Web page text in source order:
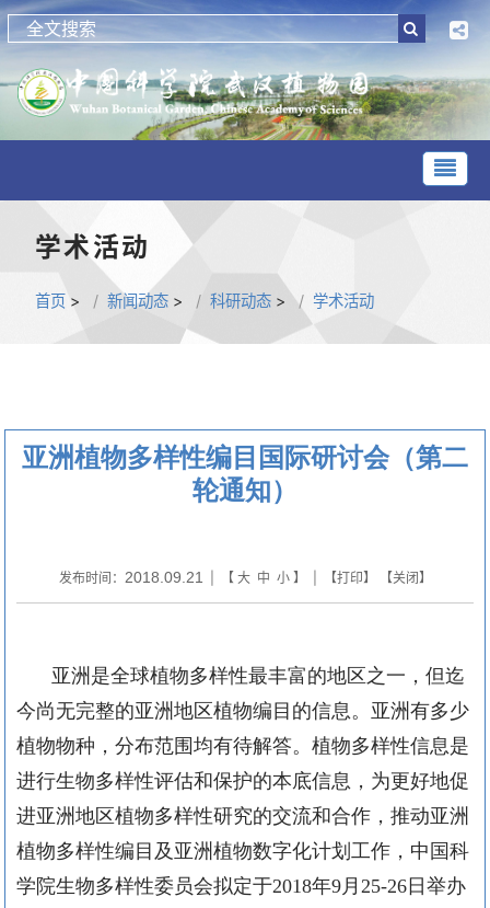
学术活动
首页 > 新闻动态 > 科研动态 > 学术活动
亚洲植物多样性编目国际研讨会（第二
轮通知）
发布时间： 2018.09.21 | 【 大 中 小】 | 【打印】 【关闭】
亚洲是全球植物多样性最丰富的地区之一，但迄
今尚无完整的亚洲地区植物编目的信息。亚洲有多少
植物物种，分布范围均有待解答。植物多样性信息是
进行生物多样性评估和保护的本底信息，为更好地促
进亚洲地区植物多样性研究的交流和合作，推动亚洲
植物多样性编目及亚洲植物数字化计划工作，中国科
学院生物多样性委员会拟定于2018年9月25-26日举办